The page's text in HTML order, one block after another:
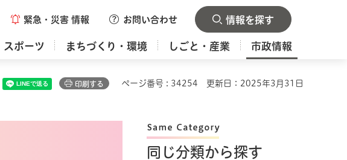
緊急・災害 情報 お問い合わせ 情報を探す
スポーツ まちづくり・環境 しごと・産業 市政情報
印刷する ページ番号 : 34254 更新日：2025年3月31日
同じ分類から探す